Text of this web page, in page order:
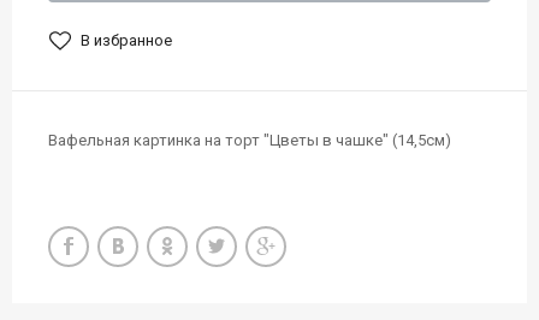
В избранное
Вафельная картинка на торт "Цветы в чашке" (14,5см)